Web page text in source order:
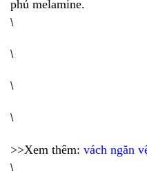
phủ melamine.
\
\
\
\
>>Xem thêm: vách ngăn
\